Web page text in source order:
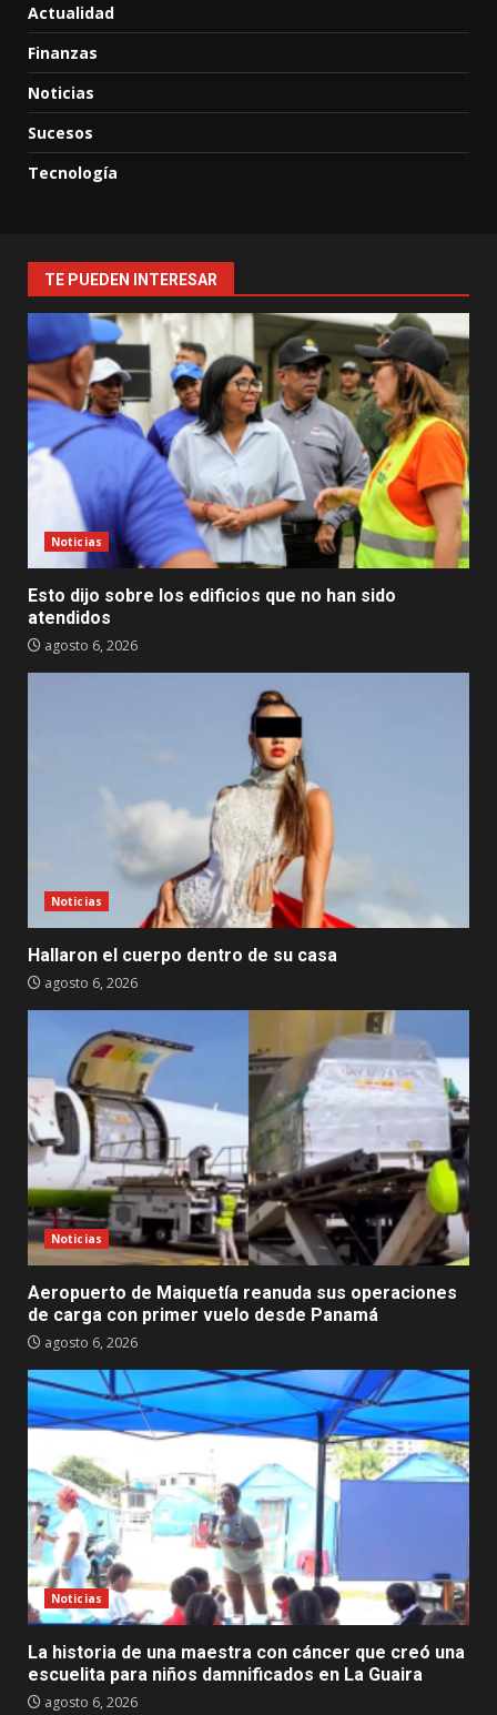
Actualidad
Finanzas
Noticias
Sucesos
Tecnología
TE PUEDEN INTERESAR
Noticias
Esto dijo sobre los edificios que no han sido
atendidos
agosto 6, 2026
Noticias
Hallaron el cuerpo dentro de su casa
agosto 6, 2026
Noticias
Aeropuerto de Maiquetía reanuda sus operaciones
de carga con primer vuelo desde Panamá
agosto 6, 2026
Noticias
La historia de una maestra con cáncer que creó una
escuelita para niños damnificados en La Guaira
agosto 6, 2026